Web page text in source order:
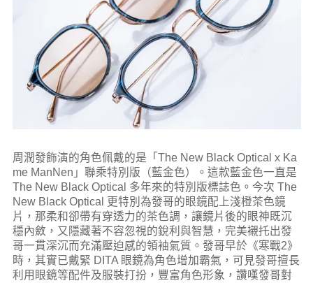
周潤發飾演的角色佩戴的是「The New Black Optical x Ka
me ManNen」聯乘特別版（藍金色）。這款藍金色一直是
The New Black Optical 多年來的特別版標誌色。今次 The
New Black Optical 更特別為發哥的眼鏡配上淺橙茶色鏡
片，那柔和卻帶有穿透力的茶色調，讓鏡片後的眼神既沉
穩內斂，又隱藏著不容忽視的銳利與智慧，完美襯托出發
哥一貫深沉而充滿壓迫感的領袖氣質。發哥早於《寒戰2》
時，其實已戴緊 DITA 眼鏡為角色增加霸氣，可見發哥擅長
利用眼鏡等配件及服裝打扮，豐富角色形象，讚嘆發哥對